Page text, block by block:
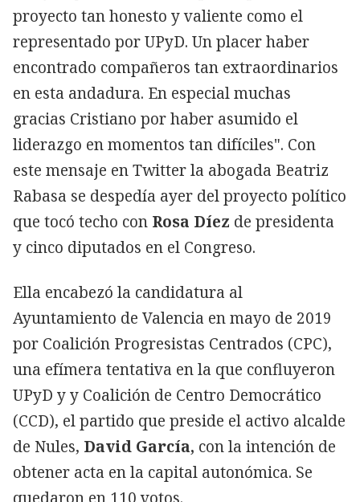
proyecto tan honesto y valiente como el
representado por UPyD. Un placer haber
encontrado compañeros tan extraordinarios
en esta andadura. En especial muchas
gracias Cristiano por haber asumido el
liderazgo en momentos tan difíciles". Con
este mensaje en Twitter la abogada Beatriz
Rabasa se despedía ayer del proyecto político
que tocó techo con Rosa Díez de presidenta
y cinco diputados en el Congreso.
Ella encabezó la candidatura al
Ayuntamiento de Valencia en mayo de 2019
por Coalición Progresistas Centrados (CPC),
una efímera tentativa en la que confluyeron
UPyD y y Coalición de Centro Democrático
(CCD), el partido que preside el activo alcalde
de Nules, David García, con la intención de
obtener acta en la capital autonómica. Se
quedaron en 110 votos.